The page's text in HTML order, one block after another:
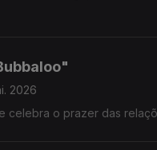
2026
celebra o prazer das